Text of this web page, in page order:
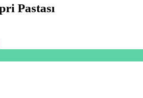
Pastası